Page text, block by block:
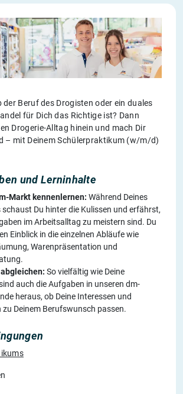
der Beruf des Drogisten oder ein duales
für Dich das Richtige ist? Dann
Drogerie-Alltag hinein und mach Dir
– mit Deinem Schülerpraktikum (w/m/d)
und Lerninhalte
Markt kennenlernen: Während Deines
Du hinter die Kulissen und erfährst,
im Arbeitsalltag zu meistern sind. Du
Einblick in die einzelnen Abläufe wie
Warenpräsentation und
So vielfältig wie Deine
auch die Aufgaben in unseren dm-
heraus, ob Deine Interessen und
zu Deinem Berufswunsch passen.